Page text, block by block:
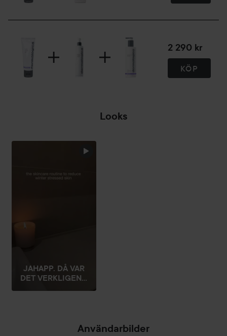
2 290 kr
KÖP
Looks
JAHAPP. DÅ VAR
DET VERKLIGEN...
Användarbilder